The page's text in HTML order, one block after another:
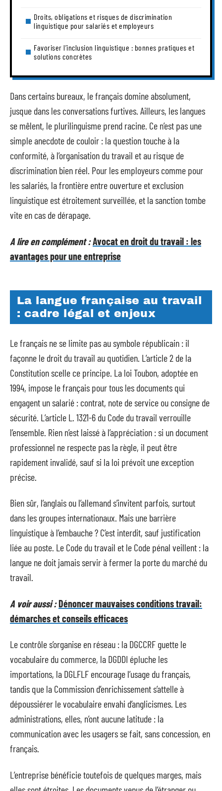
Droits, obligations et risques de discrimination
linguistique pour salariés et employeurs
Favoriser l’inclusion linguistique : bonnes pratiques et
solutions concrètes
Dans certains bureaux, le français domine absolument,
jusque dans les conversations furtives. Ailleurs, les langues
se mêlent, le plurilinguisme prend racine. Ce n’est pas une
simple anecdote de couloir : la question touche à la
conformité, à l’organisation du travail et au risque de
discrimination bien réel. Pour les employeurs comme pour
les salariés, la frontière entre ouverture et exclusion
linguistique est étroitement surveillée, et la sanction tombe
vite en cas de dérapage.
A lire en complément :Avocat en droit du travail : les
avantages pour une entreprise
La langue française au travail
: cadre légal et enjeux
Le français ne se limite pas au symbole républicain : il
façonne le droit du travail au quotidien. L’article 2 de la
Constitution scelle ce principe. La loi Toubon, adoptée en
1994, impose le français pour tous les documents qui
engagent un salarié : contrat, note de service ou consigne de
sécurité. L’article L. 1321-6 du Code du travail verrouille
l’ensemble. Rien n’est laissé à l’appréciation : si un document
professionnel ne respecte pas la règle, il peut être
rapidement invalidé, sauf si la loi prévoit une exception
précise.
Bien sûr, l’anglais ou l’allemand s’invitent parfois, surtout
dans les groupes internationaux. Mais une barrière
linguistique à l’embauche ? C’est interdit, sauf justification
liée au poste. Le Code du travail et le Code pénal veillent : la
langue ne doit jamais servir à fermer la porte du marché du
travail.
A voir aussi :Dénoncer mauvaises conditions travail:
démarches et conseils efficaces
Le contrôle s’organise en réseau : la DGCCRF guette le
vocabulaire du commerce, la DGDDI épluche les
importations, la DGLFLF encourage l’usage du français,
tandis que la Commission d’enrichissement s’attelle à
dépoussiérer le vocabulaire envahi d’anglicismes. Les
administrations, elles, n’ont aucune latitude : la
communication avec les usagers se fait, sans concession, en
français.
L’entreprise bénéficie toutefois de quelques marges, mais